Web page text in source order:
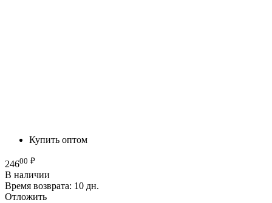
Купить оптом
24600 ₽
В наличии
Время возврата: 10 дн.
Отложить